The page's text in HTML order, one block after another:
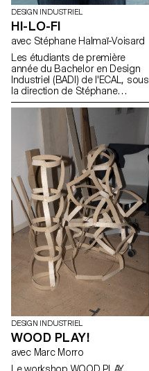
DESIGN INDUSTRIEL
HI-LO-FI
avec Stéphane Halmaï-Voisard
Les étudiants de première
année du Bachelor en Design
Industriel (BADI) de l'ECAL, sous
la direction de Stéphane
Halmaï-Voisard, responsable
du BADI, se sont lancés dans
un projet visant à concevoir
leurs propres interprétations
uniques d'une enceinte
Bluetooth. Ce projet a mis les
étudiants au défi de travailler de
manière créative dans les
contraintes d'un kit existant de
composants techniques, les
incitant à explorer des
approches innovantes en
termes de forme, de matérialité
et de fonctionnalité.
DESIGN INDUSTRIEL
WOOD PLAY!
avec Marc Morro
Le workshop WOOD PLAY,